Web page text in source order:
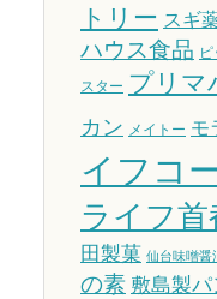
トリー スギ
ハウス食品
スター プリマ
カン メイトー モ
イフコ
ライフ首
田製菓 仙台味噌醤
の素 敷島製パ